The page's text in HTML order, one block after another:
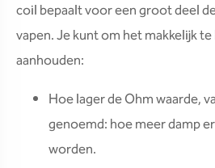
coil bepaalt voor een groot deel
vapen. Je kunt om het makkelijk
aanhouden:
Hoe lager de Ohm waarde,
genoemd: hoe meer damp
worden.